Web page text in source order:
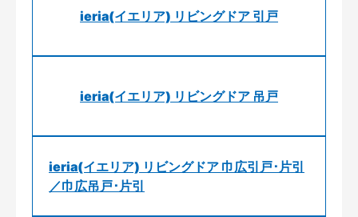
ieria(イエリア) リビングドア 引戸
ieria(イエリア) リビングドア 吊戸
ieria(イエリア) リビングドア 巾広引戸･片引
／巾広吊戸･片引